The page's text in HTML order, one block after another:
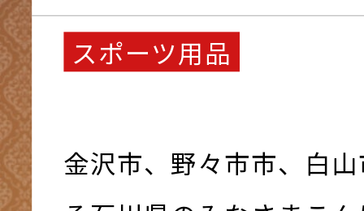
スポーツ用品
金沢市、野々市市、白